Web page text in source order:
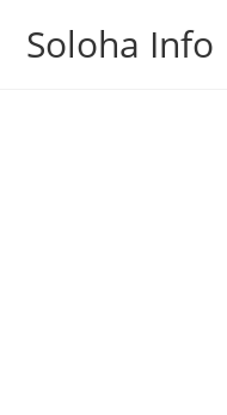
Soloha Info